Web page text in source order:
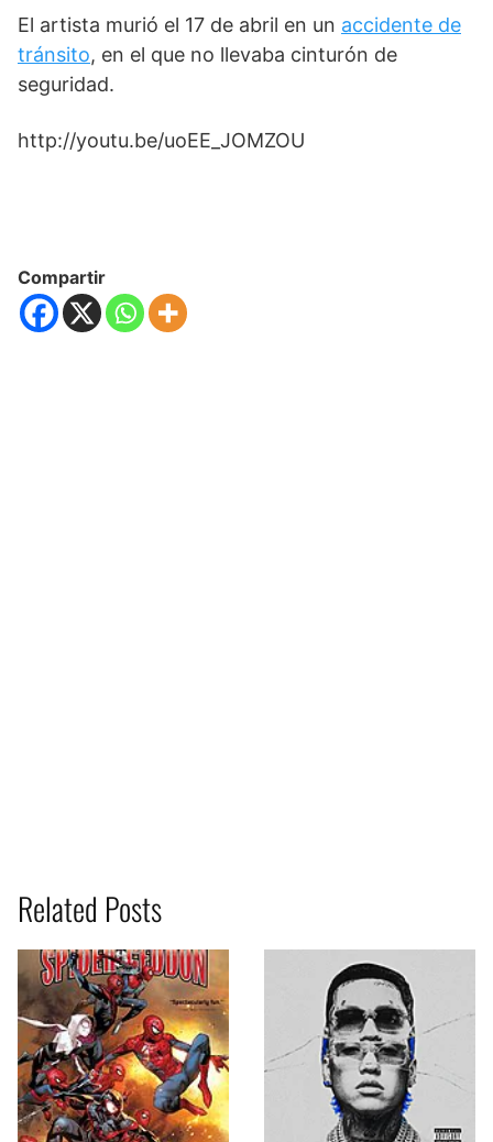
El artista murió el 17 de abril en un accidente de
tránsito, en el que no llevaba cinturón de
seguridad.
http://youtu.be/uoEE_JOMZOU
Compartir
Related Posts